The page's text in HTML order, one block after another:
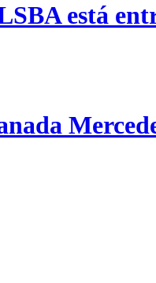
está